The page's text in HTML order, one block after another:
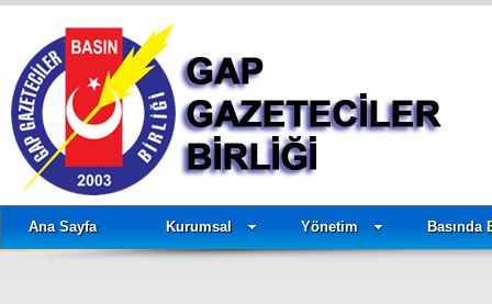
Ana Sayfa Kurumsal Yönetim Basında